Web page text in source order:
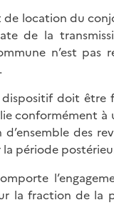
de location du
de la
n’est
dispositif doit être
conformément
d’ensemble des
période
la fraction de la